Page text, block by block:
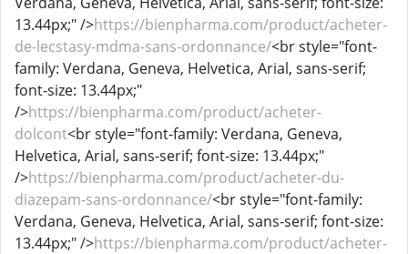
13.44px;" />https://bienpharma.com/product/acheter-
de-lecstasy-mdma-sans-ordonnance/<br style="font-
family: Verdana, Geneva, Helvetica, Arial, sans-serif;
font-size: 13.44px;"
/>https://bienpharma.com/product/acheter-
dolcont<br style="font-family: Verdana, Geneva,
Helvetica, Arial, sans-serif; font-size: 13.44px;"
/>https://bienpharma.com/product/acheter-du-
diazepam-sans-ordonnance/<br style="font-family:
Verdana, Geneva, Helvetica, Arial, sans-serif; font-size:
13.44px;" />https://bienpharma.com/product/acheter-